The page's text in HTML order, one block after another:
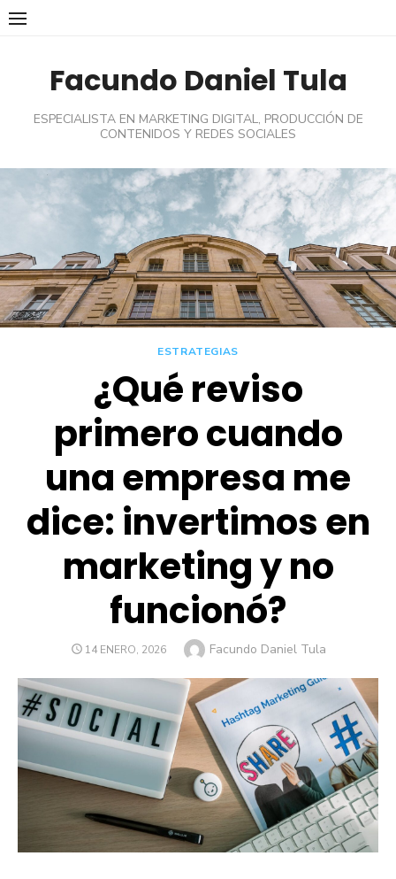
Skip
Facundo Daniel Tula
ESPECIALISTA EN MARKETING DIGITAL, PRODUCCIÓN DE
CONTENIDOS Y REDES SOCIALES
ESTRATEGIAS
¿Qué reviso
primero cuando
una empresa me
dice: invertimos en
marketing y no
funcionó?
POSTED
14 ENERO, 2026 Author
Facundo Daniel Tula